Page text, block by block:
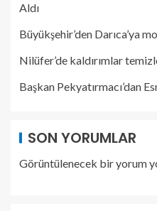
Aldı
Büyükşehir’den Darıca’ya
Nilüfer’de kaldırımlar
Başkan Pekyatırmacı’dan
SON YORUMLAR
Görüntülenecek bir yorum